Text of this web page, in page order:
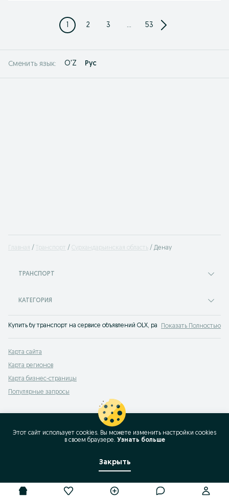
1 2 3 ... 53
Сменить язык: O'Z Рус
Главная Транспорт Сурхандарьинская область Денау
ТРАНСПОРТ
КАТЕГОРИЯ
Купить бу транспорт на сервисе объявлений OLX, раньше Torg Денау.
Показать Полностью
Карта сайта
Карта регионов
Карта бизнес-страницы
Популярные запросы
Этот сайт использует cookies. Вы можете изменить настройки cookies
в своeм браузере. Узнать больше
Закрыть